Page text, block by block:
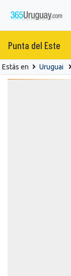
Punta del Este
Estás en Uruguai